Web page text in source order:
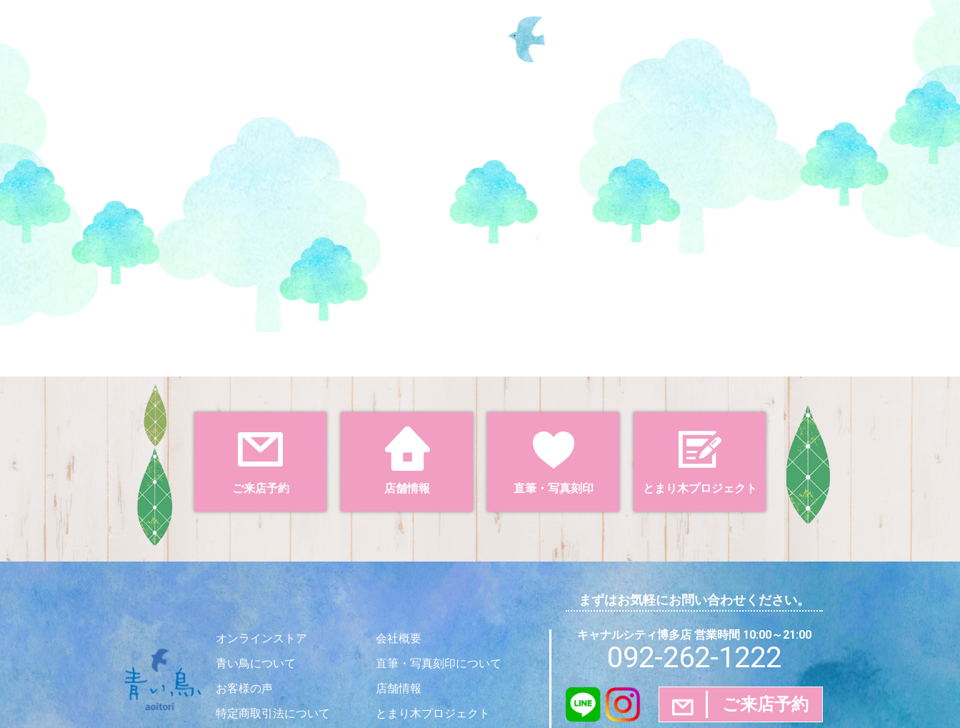
ご来店予約 店舗情報 直筆・写真刻印 とまり木プロジェクト
オンラインストア
会社概要
青い鳥について
直筆・写真刻印について
お客様の声
店舗情報
特定商取引法について
とまり木プロジェクト
まずはお気軽にお問い合わせください。
キャナルシティ博多店 営業時間 10:00～21:00
092-262-1222
ご来店予約